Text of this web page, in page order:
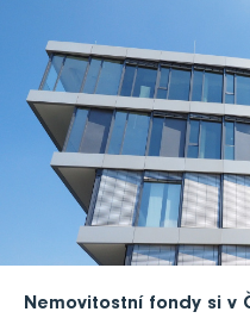
Nemovitostní fondy si v